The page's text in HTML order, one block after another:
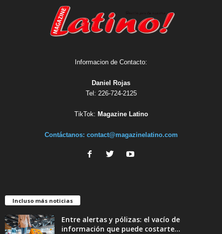
Informacion de Contacto:
Daniel Rojas
Tel: 226-724-2125
TikTok: Magazine Latino
Contáctanos: contact@magazinelatino.com
Incluso más noticias
Entre alertas y pólizas: el vacío de
información que puede costarte...